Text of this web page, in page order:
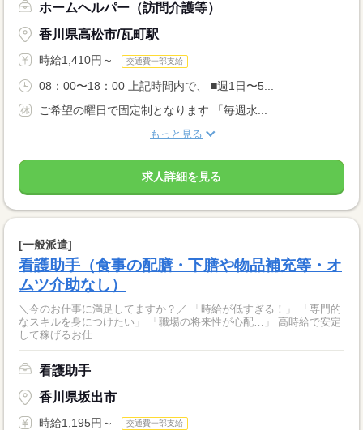
ホームヘルパー（訪問介護等）
香川県高松市/瓦町駅
時給1,410円～ 交通費一部支給
08：00〜18：00 上記時間内で、 ■週1日〜5...
ご希望の曜日で固定制となります 「毎週水...
もっと見る
求人詳細を見る
[一般派遣]
看護助手（食事の配膳・下膳や物品補充等・オ
ムツ介助なし）
＼今のお仕事に満足してますか？／ 「時給が低すぎる！」 「専門的
なスキルを身につけたい」 「職場の将来性が心配…」 高時給で安定
して稼げるお仕...
看護助手
香川県坂出市
時給1,195円～ 交通費一部支給